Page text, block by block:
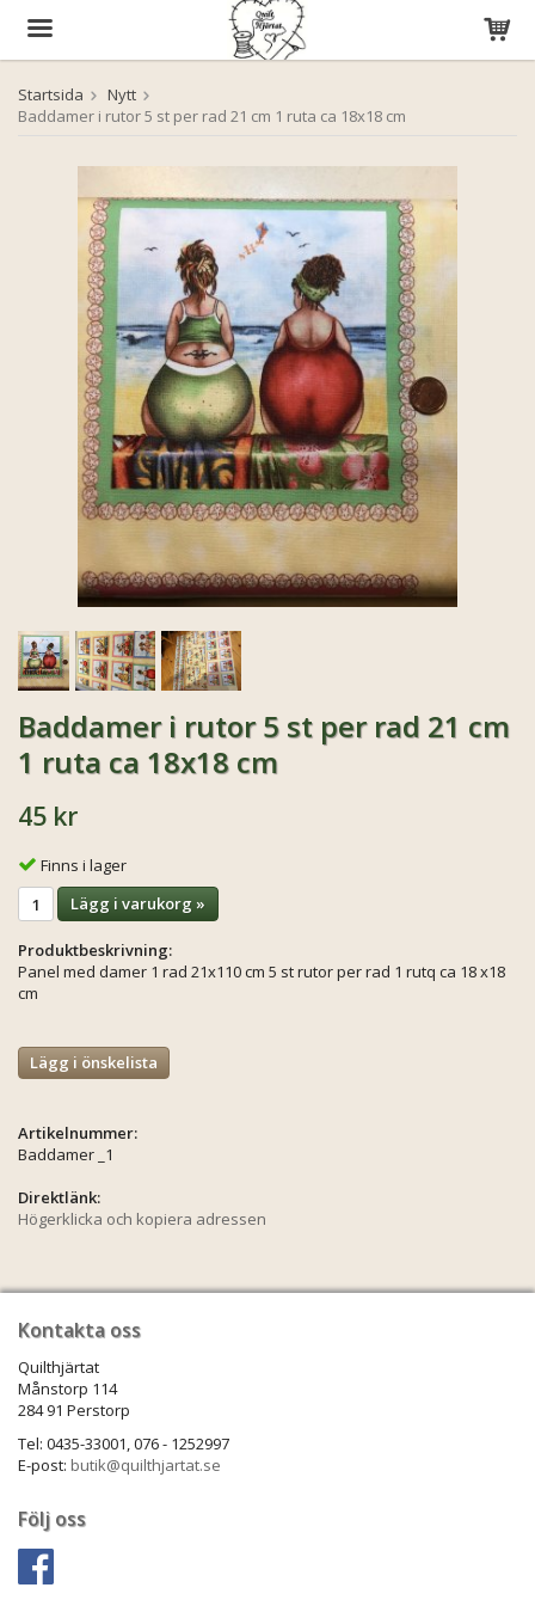
Produkten har blivit tillagd i varukorgen
Startsida
Nytt
Baddamer i rutor 5 st per rad 21 cm 1 ruta ca 18x18 cm
Baddamer i rutor 5 st per rad 21 cm
1 ruta ca 18x18 cm
45 kr
Finns i lager
Lägg i varukorg »
Produktbeskrivning:
Panel med damer 1 rad 21x110 cm 5 st rutor per rad 1 rutq ca 18 x18
cm
Lägg i önskelista
Artikelnummer:
Baddamer _1
Direktlänk:
Högerklicka och kopiera adressen
Kontakta oss
Quilthjärtat
Månstorp 114
284 91 Perstorp
Tel: 0435-33001, 076 - 1252997
E-post: butik@quilthjartat.se
Följ oss